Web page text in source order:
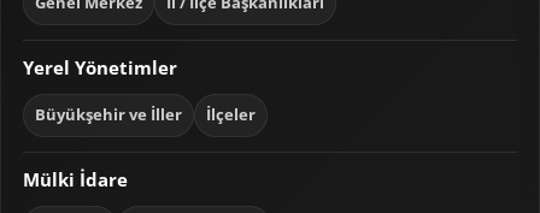
Yerel Yönetimler
Büyükşehir ve İller İlçeler
Mülki İdare